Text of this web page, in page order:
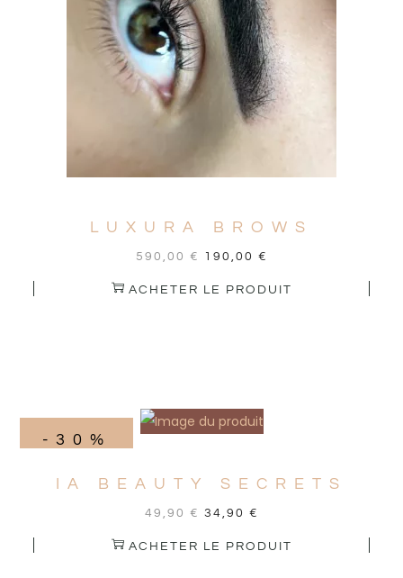
LUXURA BROWS
590,00 € 190,00 €
ACHETER LE PRODUIT
-30%
IA BEAUTY SECRETS
49,90 € 34,90 €
ACHETER LE PRODUIT